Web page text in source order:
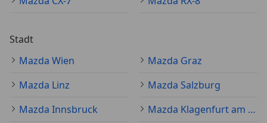
Stadt
Mazda Wien
Mazda Graz
Mazda Linz
Mazda Salzburg
Mazda Innsbruck
Mazda Klagenfurt am Wörthersee